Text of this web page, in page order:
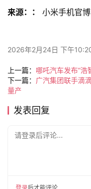
旅
车
讯
快
报
来源：： 小米手机官
2026年2月24日 下午
上一篇： 哪吒汽车发布“浩
下一篇： 广汽集团联手滴
量产
发表回复
请登录后评论...